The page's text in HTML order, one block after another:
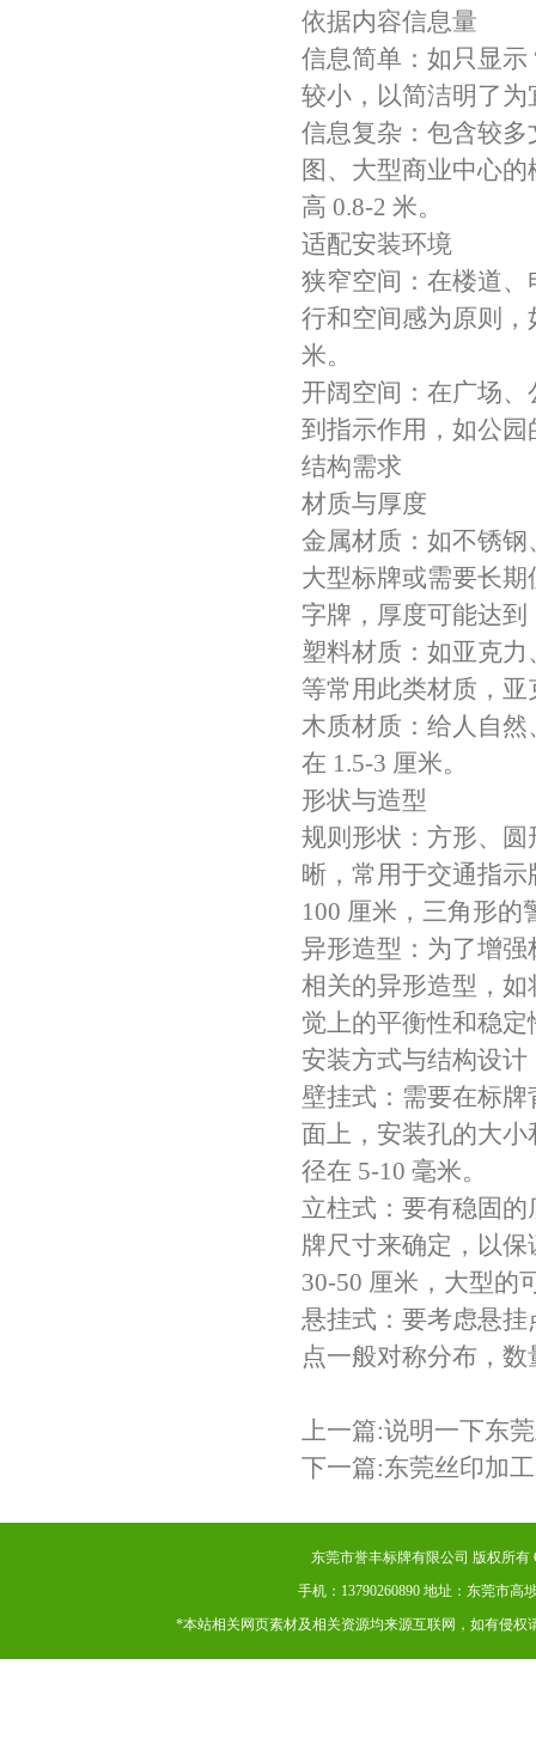
依据内容信息量
信息简单：如只显示
较小，以简洁明了为
信息复杂：包含较
图、大型商业中心
高 0.8-2 米。
适配安装环境
狭窄空间：在楼道
行和空间感为原则，
米。
开阔空间：在广场
到指示作用，如公
结构需求
材质与厚度
金属材质：如不锈
大型标牌或需要长
字牌，厚度可能达
塑料材质：如亚克
等常用此类材质，亚
木质材质：给人自
在 1.5-3 厘米。
形状与造型
规则形状：方形、
晰，常用于交通指
100 厘米，三角形的
异形造型：为了增
相关的异形造型，
觉上的平衡性和稳定
安装方式与结构设计
壁挂式：需要在标
面上，安装孔的大
径在 5-10 毫米。
立柱式：要有稳固
牌尺寸来确定，以
30-50 厘米，大型的
悬挂式：要考虑悬
点一般对称分布，
上一篇:说明一下东
下一篇:东莞丝印加
东莞市誉丰标牌有限公司 版权所有
手机：13790260890 地址：东莞市
*本站相关网页素材及相关资源均来源互联网，如有侵